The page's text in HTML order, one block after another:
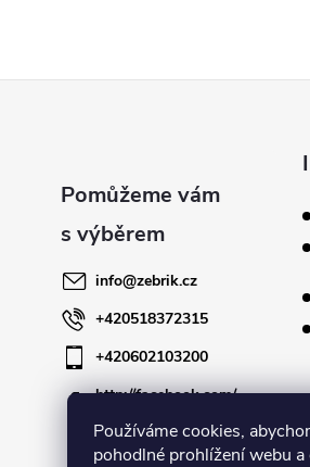
Používáme cookies,
pohodlné prohlížení webu a
info@zebrik.cz
+420518372315
+420602103200
http://facebook.com/